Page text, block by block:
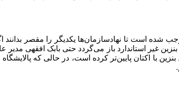
شده است تا نهادسازمان‌ها یکدیگر را مقصر
غیر استاندارد باز می‌گردد حتی بابک افقهی مدیر
با اکتان پایین‌تر کرده است، در حالی که